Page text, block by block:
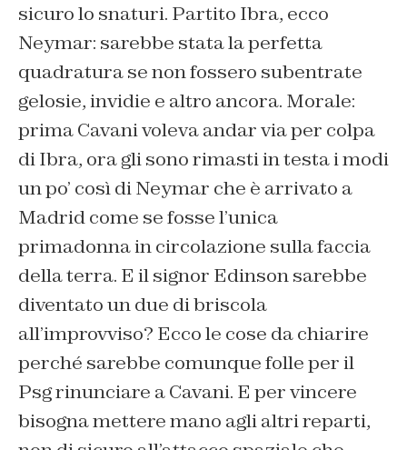
sicuro lo snaturi. Partito Ibra, ecco
Neymar: sarebbe stata la perfetta
quadratura se non fossero subentrate
gelosie, invidie e altro ancora. Morale:
prima Cavani voleva andar via per colpa
di Ibra, ora gli sono rimasti in testa i modi
un po’ così di Neymar che è arrivato a
Madrid come se fosse l’unica
primadonna in circolazione sulla faccia
della terra. E il signor Edinson sarebbe
diventato un due di briscola
all’improvviso? Ecco le cose da chiarire
perché sarebbe comunque folle per il
Psg rinunciare a Cavani. E per vincere
bisogna mettere mano agli altri reparti,